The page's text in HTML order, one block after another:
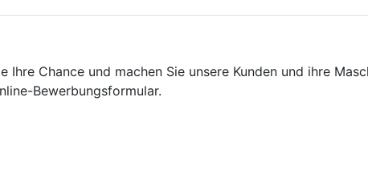
Chance und machen Sie unsere Kunden und ihre
Bewerbungsformular.